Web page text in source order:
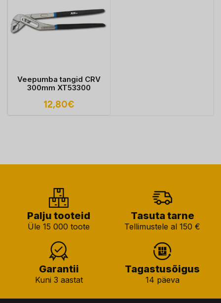
Veepumba tangid CRV
300mm XT53300
12,80€
Palju tooteid
Üle 15 000 toote
Tasuta tarne
Tellimustele al 150 €
Garantii
Kuni 3 aastat
Tagastusõigus
14 päeva